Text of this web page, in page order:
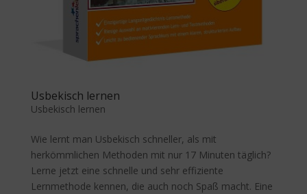
Usbekisch lernen
Usbekisch lernen
Wie lernt man Usbekisch schneller, als mit
herkömmlichen Methoden mit nur 17 Minuten täglich?
Lerne jetzt eine schnelle und sehr effiziente
Lernmethode kennen, die auch noch Spaß macht. Eine